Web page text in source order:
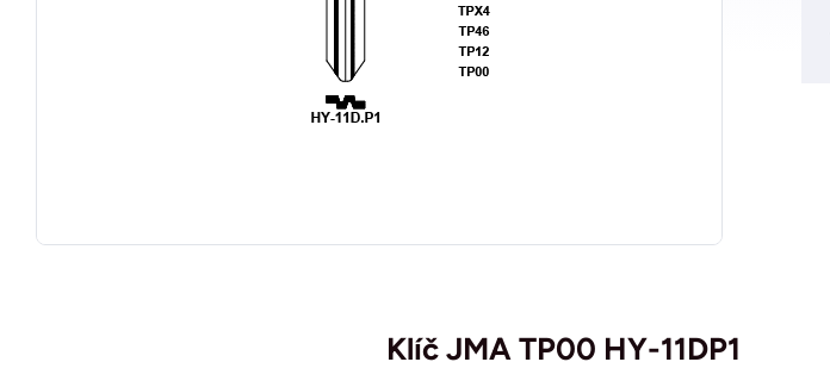
Klíč JMA TP00 HY-11DP1